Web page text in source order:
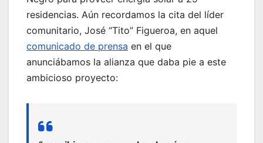
residencias. Aún recordamos la cita del líder
comunitario, José “Tito” Figueroa, en aquel
comunicado de prensa en el que
anunciábamos la alianza que daba pie a este
ambicioso proyecto: